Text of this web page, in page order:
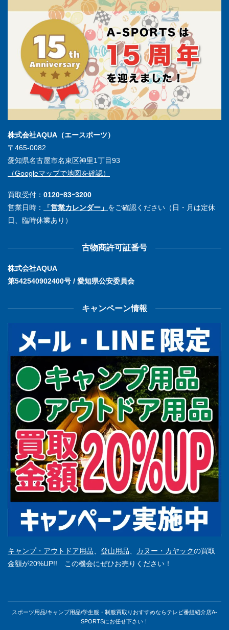
株式会社AQUA（エースポーツ）
〒465-0082
愛知県名古屋市名東区神里1丁目93
（Googleマップで地図を確認）
買取受付： 0120ｰ83ｰ3200
営業日時：
「営業カレンダー」 をご確認ください（日・月は定休
日、臨時休業あり）
古物商許可証番号
株式会社AQUA
第542540902400号 / 愛知県公安委員会
キャンペーン情報
キャンプ・アウトドア用品、 登山用品、 カヌー・カヤックの買取
金額が20%UP!! この機会にぜひお売りください！
スポーツ用品/キャンプ用品/学生服・制服買取りおすすめならテレビ番組紹介店A-
SPORTSにお任せ下さい！